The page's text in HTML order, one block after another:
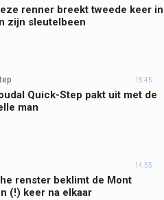
renner breekt tweede keer in
zijn sleutelbeen
15:45
Quick-Step pakt uit met de
man
14:55
renster beklimt de Mont
(!) keer na elkaar